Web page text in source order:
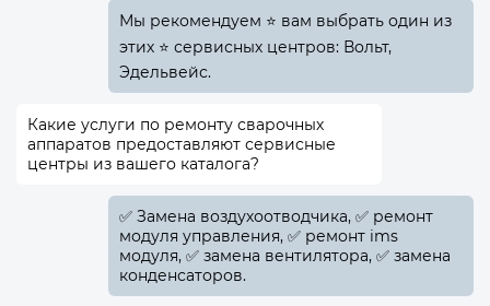
Мы рекомендуем ⭐ вам выбрать один из
этих ⭐ сервисных центров: Вольт,
Эдельвейс.
Какие услуги по ремонту сварочных
аппаратов предоставляют сервисные
центры из вашего каталога?
✅️ Замена воздухоотводчика, ✅️ ремонт
модуля управления, ✅️ ремонт ims
модуля, ✅️ замена вентилятора, ✅️ замена
конденсаторов.